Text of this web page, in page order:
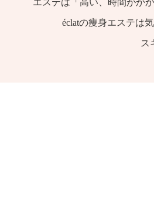
エステは「高い、時間がか
éclatの痩身エステは
ス